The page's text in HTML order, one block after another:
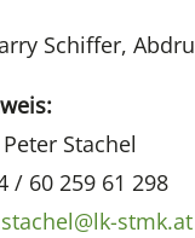
Schiffer,
Stachel
/ 60 259 61 298
stmk.at